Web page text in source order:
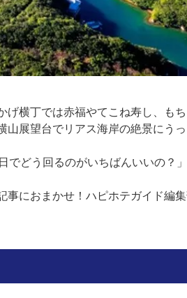
横丁では赤福やてこね寿し、も
展望台でリアス海岸の絶景にう
でどう回るのがいちばんいいの？
におまかせ！ハピホテガイド編